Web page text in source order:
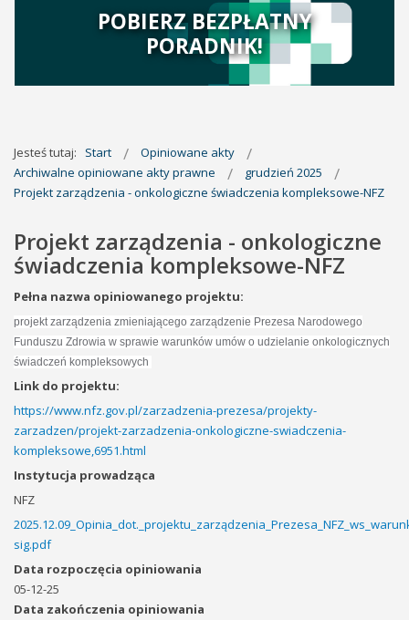
POBIERZ BEZPŁATNY
PORADNIK!
Jesteś tutaj: Start
Opiniowane akty
Archiwalne opiniowane akty prawne
grudzień 2025
Projekt zarządzenia - onkologiczne świadczenia kompleksowe-NFZ
Projekt zarządzenia - onkologiczne
świadczenia kompleksowe-NFZ
Pełna nazwa opiniowanego projektu:
projekt zarządzenia zmieniającego zarządzenie Prezesa Narodowego
Funduszu Zdrowia w sprawie warunków umów o udzielanie onkologicznych
świadczeń kompleksowych
Link do projektu:
https://www.nfz.gov.pl/zarzadzenia-prezesa/projekty-
zarzadzen/projekt-zarzadzenia-onkologiczne-swiadczenia-
kompleksowe,6951.html
Instytucja prowadząca
NFZ
sig.pdf
Data rozpoczęcia opiniowania
05-12-25
Data zakończenia opiniowania